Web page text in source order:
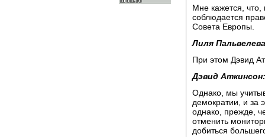
Мне кажется, что,
соблюдается
Совета Европы.
Лиля
При этом Дэвид
Дэвид Аткинсон:
Однако, мы
демократии, и за
однако, прежде,
отменить
добиться